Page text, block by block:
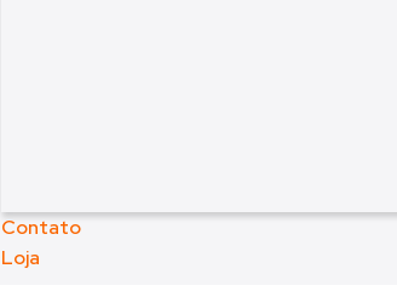
Contato
Loja